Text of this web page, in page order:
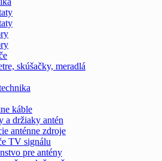
skúšačky, meradlá
káble
a držiaky antén
anténne zdroje
TV signálu
pre antény